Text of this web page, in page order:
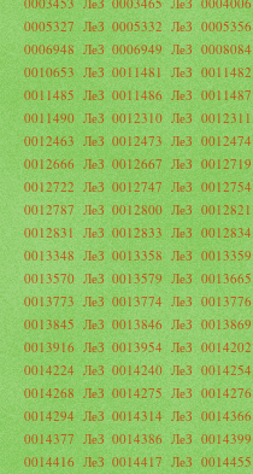
0005327 ЛеЗ 0005332 ЛеЗ 0005356
0006948 ЛеЗ 0006949 ЛеЗ 0008084
0010653 ЛеЗ 0011481 ЛеЗ 0011482
0011485 ЛеЗ 0011486 ЛеЗ 0011487
0011490 ЛеЗ 0012310 ЛеЗ 0012311
0012463 ЛеЗ 0012473 ЛеЗ 0012474
0012666 ЛеЗ 0012667 ЛеЗ 0012719
0012722 ЛеЗ 0012747 ЛеЗ 0012754
0012787 ЛеЗ 0012800 ЛеЗ 0012821
0012831 ЛеЗ 0012833 ЛеЗ 0012834
0013348 ЛеЗ 0013358 ЛеЗ 0013359
0013570 ЛеЗ 0013579 ЛеЗ 0013665
0013773 ЛеЗ 0013774 ЛеЗ 0013776
0013845 ЛеЗ 0013846 ЛеЗ 0013869
0013916 ЛеЗ 0013954 ЛеЗ 0014202
0014224 ЛеЗ 0014240 ЛеЗ 0014254
0014268 ЛеЗ 0014275 ЛеЗ 0014276
0014294 ЛеЗ 0014314 ЛеЗ 0014366
0014377 ЛеЗ 0014386 ЛеЗ 0014399
0014416 ЛеЗ 0014417 ЛеЗ 0014455